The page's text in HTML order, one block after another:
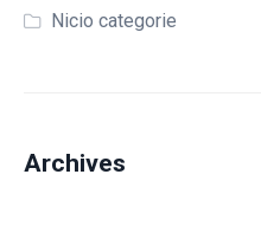
Nicio categorie
Archives